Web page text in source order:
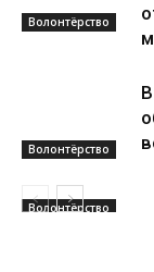
Волонтёрство
Волонтёрство
Волонтёрство